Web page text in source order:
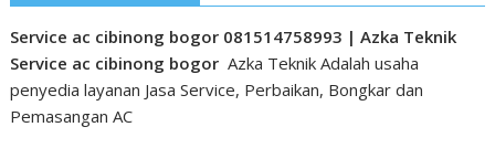
Service ac cibinong bogor 081514758993 | Azka Teknik
Service ac cibinong bogor Azka Teknik Adalah usaha
penyedia layanan Jasa Service, Perbaikan, Bongkar dan
Pemasangan AC